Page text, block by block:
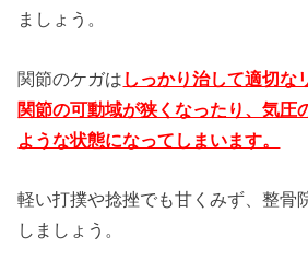
ましょう。
関節のケガは しっかり治して適切な
関節の可動域が狭くなったり、気圧
ような状態になってしまいます。
軽い打撲や捻挫でも甘くみず、整骨
しましょう。